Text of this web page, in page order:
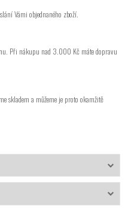
Vámi objednaného zboží.
Při nákupu nad 3.000 Kč máte dopravu
skladem a můžeme je proto okamžitě